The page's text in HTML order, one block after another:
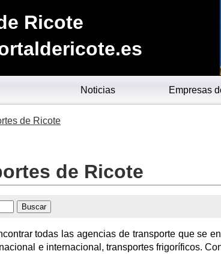
Ricote
Noticias Empresas
de Ricote
de Ricote
todas las agencias de transporte que se
e internacional, transportes frigoríficos.